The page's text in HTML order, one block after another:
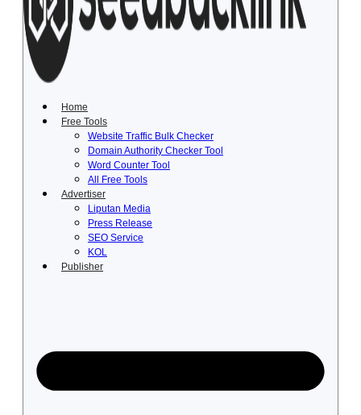
Lewati
konten
Home
Free Tools
Website Traffic Bulk Checker
Domain Authority Checker Tool
Word Counter Tool
All Free Tools
Advertiser
Liputan Media
Press Release
SEO Service
KOL
Publisher